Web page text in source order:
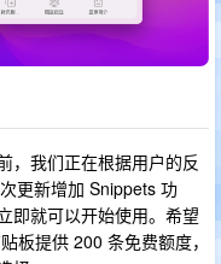
，我们正在根据用户的反
更新增加 Snippets 功
即就可以开始使用。希望
板提供 200 条免费额度，